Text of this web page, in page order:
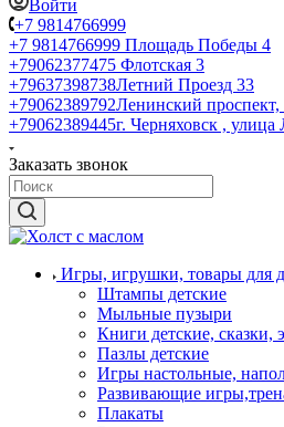
Войти
+7 9814766999
+7 9814766999 Площадь Победы 4
+79062377475 Флотская 3
+79637398738Летний Проезд 33
+79062389792Ленинский проспект,
+79062389445г. Черняховск , улица
Заказать звонок
Игры, игрушки, товары для
Штампы детские
Мыльные пузыри
Книги детские, сказки,
Пазлы детские
Игры настольные,
Развивающие
Плакаты